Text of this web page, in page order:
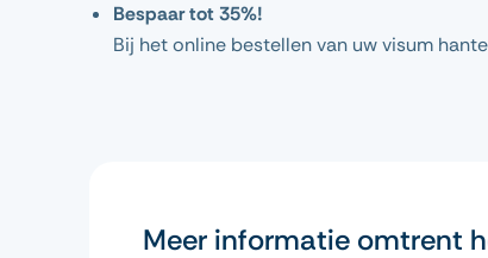
Bespaar tot 35%!
Bij het online bestellen van uw visum
Meer informatie omtrent